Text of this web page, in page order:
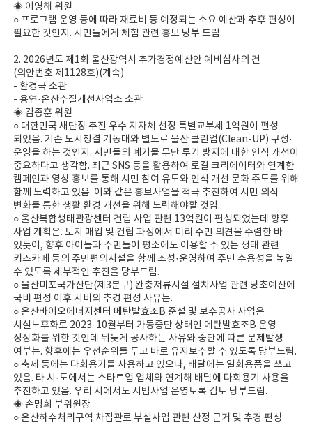
◈ 이영해 위원
○ 프로그램 운영 등에 따라 재료비 등 예정되는 소요 예산과 추후 편성이
필요한 것인지. 시민들에게 체험 관련 홍보 당부 드림.
2. 2026년도 제1회 울산광역시 추가경정예산안 예비심사의 건
(의안번호 제1128호)(계속)
- 환경국 소관
- 용연·온산수질개선사업소 소관
◈ 김종훈 위원
○ 대한민국 새단장 추진 우수 지자체 선정 특별교부세 1억원이 편성
되었음. 기존 도시청결 기동대와 별도로 울산 클린업(Clean-UP) 구성·
운영을 하는 것인지. 시민들의 폐기물 무단 투기 방지에 대한 인식 개선이
중요하다고 생각함. 최근 SNS 등을 활용하여 로컬 크리에이터와 연계한
캠페인과 영상 홍보를 통해 시민 참여 유도와 인식 개선 문화 주도를 위해
함께 노력하고 있음. 이와 같은 홍보사업을 적극 추진하여 시민 의식
변화를 통한 생활 환경 개선을 위해 노력해야할 것임.
○ 울산복합생태관광센터 건립 사업 관련 13억원이 편성되었는데 향후
사업 계획은. 토지 매입 및 건립 과정에서 미리 주민 의견을 수렴한 바
있듯이, 향후 아이들과 주민들이 평소에도 이용할 수 있는 생태 관련
키즈카페 등의 주민편의시설을 함께 조성·운영하여 주민 수용성을 높일
수 있도록 세부적인 추진을 당부드림.
○ 울산미포국가산단(제3분구) 완충저류시설 설치사업 관련 당초예산에
국비 편성 이후 시비의 추경 편성 사유는.
○ 온산바이오에너지센터 메탄발효조B 준설 및 보수공사 사업은
시설노후화로 2023. 10월부터 가동중단 상태인 메탄발효조B 운영
정상화를 위한 것인데 뒤늦게 공사하는 사유와 중단에 따른 문제발생
여부는. 향후에는 우선순위를 두고 바로 유지보수할 수 있도록 당부드림.
○ 축제 등에는 다회용기를 사용하고 있으나, 배달에는 일회용품을 쓰고
있음. 타 시·도에서는 스타트업 업체와 연계해 배달에 다회용기 사용을
추진하고 있음. 우리 시에서도 시범사업 운영토록 검토 당부드림.
◈ 손명희 부위원장
○ 온산하수처리구역 차집관로 부설사업 관련 산정 근거 및 추경 편성